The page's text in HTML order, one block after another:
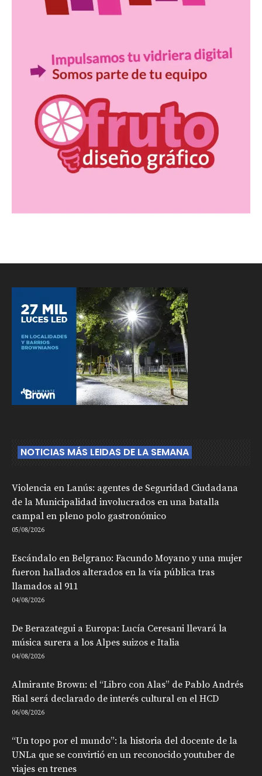
NOTICIAS MÁS LEIDAS DE LA SEMANA
Violencia en Lanús: agentes de Seguridad Ciudadana
de la Municipalidad involucrados en una batalla
campal en pleno polo gastronómico
05/08/2026
Escándalo en Belgrano: Facundo Moyano y una mujer
fueron hallados alterados en la vía pública tras
llamados al 911
04/08/2026
De Berazategui a Europa: Lucía Ceresani llevará la
música surera a los Alpes suizos e Italia
04/08/2026
Almirante Brown: el “Libro con Alas” de Pablo Andrés
Rial será declarado de interés cultural en el HCD
06/08/2026
“Un topo por el mundo”: la historia del docente de la
UNLa que se convirtió en un reconocido youtuber de
viajes en trenes